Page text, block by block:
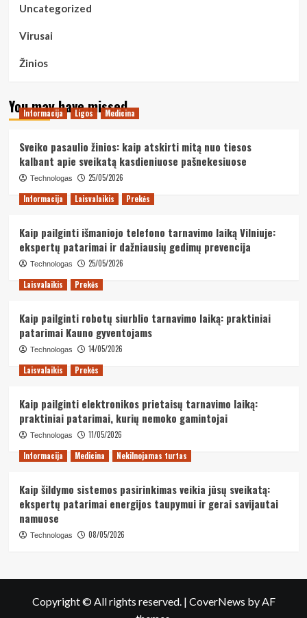
Uncategorized
Virusai
Žinios
You may have missed
Informacija Ligos Medicina
Sveiko pasaulio žinios: kaip atskirti mitą nuo tiesos
kalbant apie sveikatą kasdieniuose pašnekesiuose
Technologas
25/05/2026
Informacija
Laisvalaikis Prekės
Kaip pailginti išmaniojo telefono tarnavimo laiką Vilniuje:
ekspertų patarimai ir dažniausių gedimų prevencija
Technologas
25/05/2026
Laisvalaikis
Prekės
Kaip pailginti robotų siurblio tarnavimo laiką: praktiniai
patarimai Kauno gyventojams
Technologas
14/05/2026
Laisvalaikis
Prekės
Kaip pailginti elektronikos prietaisų tarnavimo laiką:
praktiniai patarimai, kurių nemoko gamintojai
Technologas
11/05/2026
Informacija
Medicina Nekilnojamas turtas
Kaip šildymo sistemos pasirinkimas veikia jūsų sveikatą:
ekspertų patarimai energijos taupymui ir gerai savijautai
namuose
Technologas 08/05/2026
Copyright © All rights reserved. | CoverNews by AF